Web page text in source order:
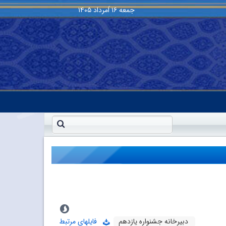
جمعه۱۶ اَمرداد ۱۴۰۵
دبیرخانه جشنواره یازدهم فایلهای مرتبط